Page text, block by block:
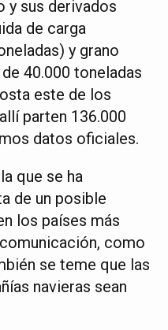
y sus derivados
de carga
y grano
40.000 toneladas
este de los
parten 136.000
datos oficiales.
que se ha
de un posible
los países más
como
se teme que las
navieras sean